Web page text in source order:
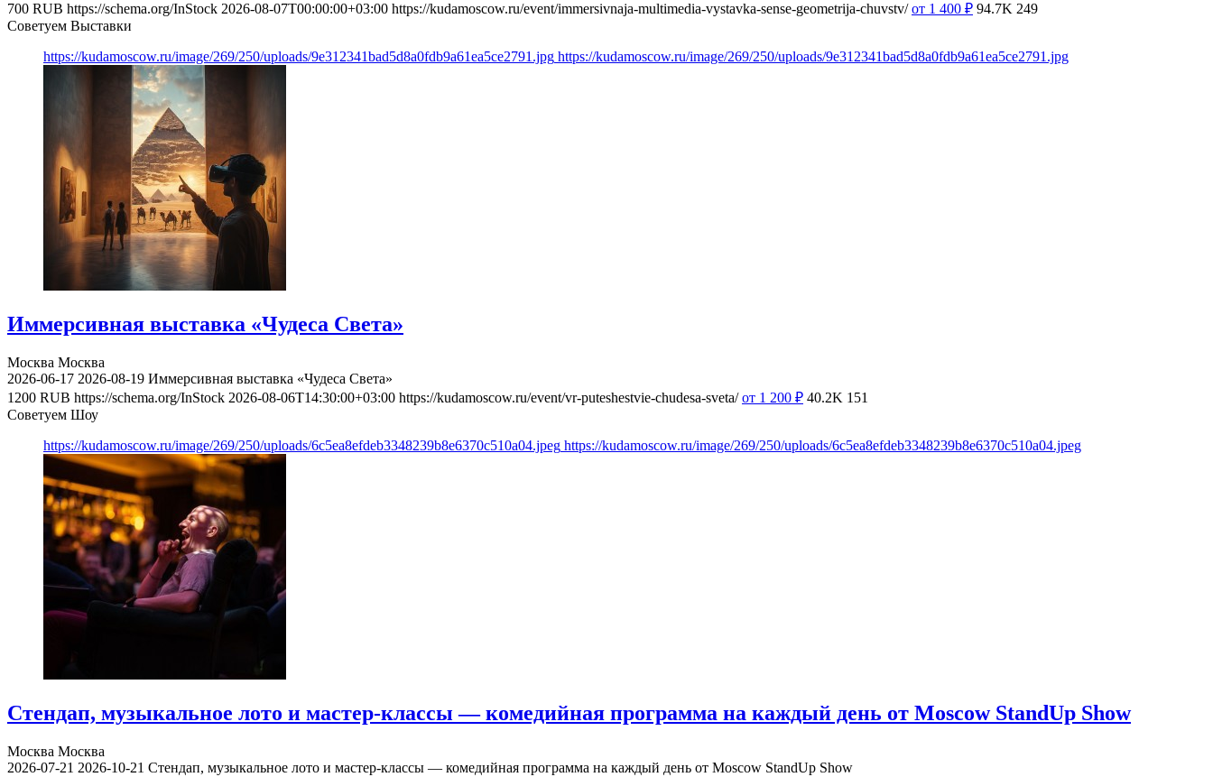
700 RUB https://schema.org/InStock 2026-08-07T00:00:00+03:00 https://kudamoscow.ru/event/immersivnaja-multimedia-vystavka-sense-geometrija-chuvstv/ от 1 400 ₽ 94.7K 249
Советуем Выставки
https://kudamoscow.ru/image/269/250/uploads/9e312341bad5d8a0fdb9a61ea5ce2791.jpg https://kudamoscow.ru/image/269/250/uploads/9e312341bad5d8a0fdb9a61ea5ce2791.jpg
Иммерсивная выставка «Чудеса Света»
Москва Москва
2026-06-17 2026-08-19 Иммерсивная выставка «Чудеса Света»
1200 RUB https://schema.org/InStock 2026-08-06T14:30:00+03:00 https://kudamoscow.ru/event/vr-puteshestvie-chudesa-sveta/ от 1 200 ₽ 40.2K 151
Советуем Шоу
https://kudamoscow.ru/image/269/250/uploads/6c5ea8efdeb3348239b8e6370c510a04.jpeg https://kudamoscow.ru/image/269/250/uploads/6c5ea8efdeb3348239b8e6370c510a04.jpeg
Стендап, музыкальное лото и мастер-классы — комедийная программа на каждый день от Moscow StandUp Show
Москва Москва
2026-07-21 2026-10-21 Стендап, музыкальное лото и мастер-классы — комедийная программа на каждый день от Moscow StandUp Show